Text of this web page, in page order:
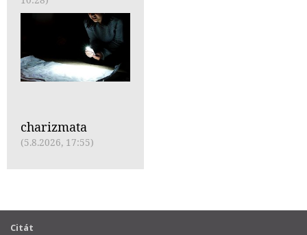
charizmata
(5.8.2026, 17:55)
Citát